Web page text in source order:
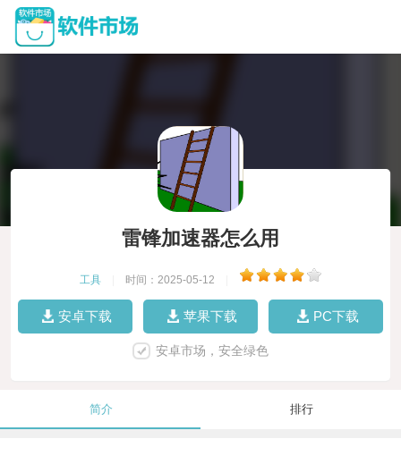
雷锋加速器怎么用
工具 时间：2025-05-12
安卓下载 苹果下载 PC下载
安卓市场，安全绿色
简介 排行